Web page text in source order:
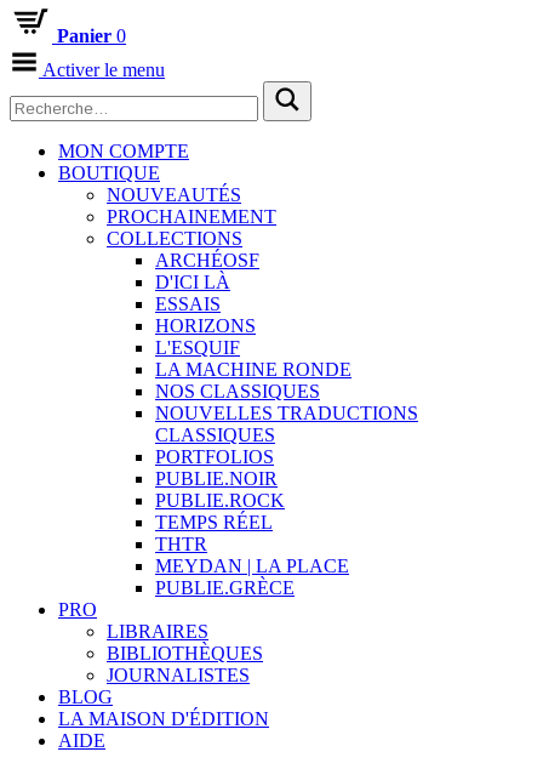
Panier 0
Activer le menu
MON COMPTE
BOUTIQUE
NOUVEAUTÉS
PROCHAINEMENT
COLLECTIONS
ARCHÉOSF
D'ICI LÀ
ESSAIS
HORIZONS
L'ESQUIF
LA MACHINE RONDE
NOS CLASSIQUES
NOUVELLES TRADUCTIONS
CLASSIQUES
PORTFOLIOS
PUBLIE.NOIR
PUBLIE.ROCK
TEMPS RÉEL
THTR
MEYDAN | LA PLACE
PUBLIE.GRÈCE
PRO
LIBRAIRES
BIBLIOTHÈQUES
JOURNALISTES
BLOG
LA MAISON D'ÉDITION
AIDE